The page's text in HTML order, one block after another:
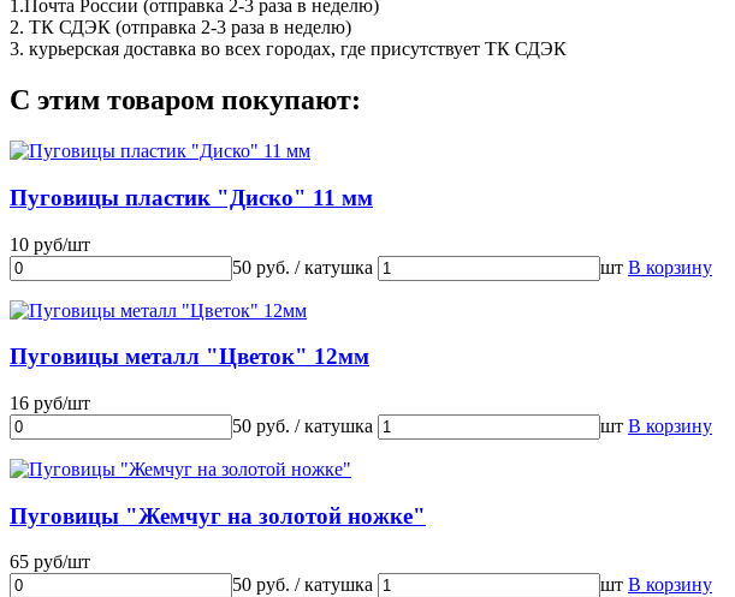
1.Почта России (отправка 2-3 раза в неделю)
2. ТК СДЭК (отправка 2-3 раза в неделю)
3. курьерская доставка во всех городах, где присутствует ТК СДЭК
С этим товаром покупают:
Пуговицы пластик "Диско" 11 мм
10 руб/шт
50 руб. / катушка
шт В корзину
Пуговицы металл "Цветок" 12мм
16 руб/шт
50 руб. / катушка
шт В корзину
Пуговицы "Жемчуг на золотой ножке"
65 руб/шт
50 руб. / катушка
шт В корзину